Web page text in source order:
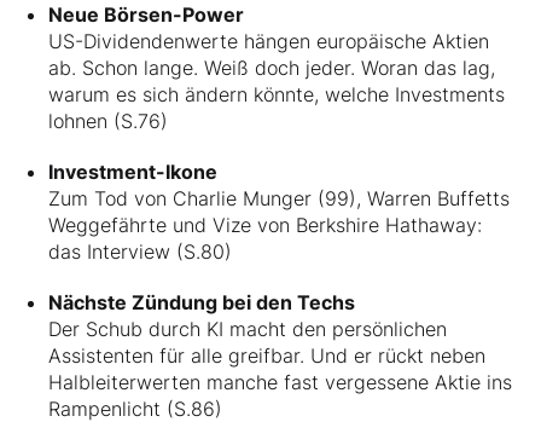
Neue Börsen-Power
US-Dividendenwerte hängen europäische Aktien
ab. Schon lange. Weiß doch jeder. Woran das lag,
warum es sich ändern könnte, welche Investments
lohnen (S.76)
Investment-Ikone
Zum Tod von Charlie Munger (99), Warren Buffetts
Weggefährte und Vize von Berkshire Hathaway:
das Interview (S.80)
Nächste Zündung bei den Techs
Der Schub durch KI macht den persönlichen
Assistenten für alle greifbar. Und er rückt neben
Halbleiterwerten manche fast vergessene Aktie ins
Rampenlicht (S.86)